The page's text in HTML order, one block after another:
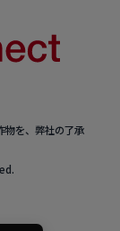
物を、弊社の了承